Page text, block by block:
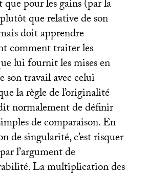
pour les gains (par la
que relative de son
doit apprendre
comment traiter les
lui fournit les mises en
son travail avec celui
la règle de l’originalité
normalement de définir
de comparaison. En
de singularité, c’est risquer
l’argument de
La multiplication des